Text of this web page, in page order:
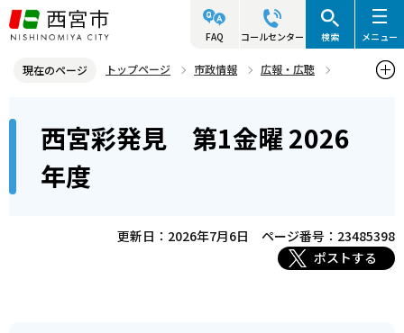
こ
の
ジ
頭
FAQ コールセンター 検索 メニュー
現在のページ トップページ 市政情報
広報・広聴
西宮彩発見 第1金曜 2026
年度
更新日：2026年7月6日
ページ番号：23485398
ポストする